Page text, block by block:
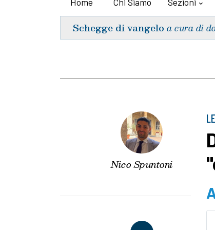
Home Chi Siamo Sezioni
Schegge di vangelo a cura di
Nico Spuntoni